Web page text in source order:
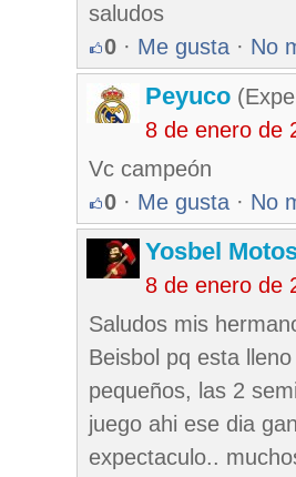
saludos
0 · Me gusta · No
Peyuco
8 de enero de
Vc campeón
0 · Me gusta · No
Yosbel
8 de enero de
Saludos mis
Beisbol pq esta
pequeños, las 2
juego ahi ese dia
expectaculo..